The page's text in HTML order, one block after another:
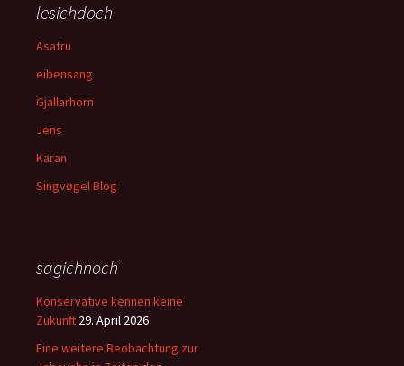
lesichdoch
Asatru
eibensang
Gjallarhorn
Jens
Karan
Singvøgel Blog
sagichnoch
Konservative kennen keine
Zukunft 29. April 2026
Eine weitere Beobachtung zur